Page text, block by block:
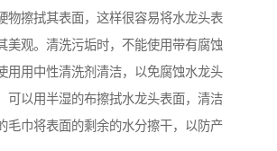
物擦拭其表面，这样很容易将水龙头表
美观。清洗污垢时，不能使用带有腐蚀
用用中性清洗剂清洁，以免腐蚀水龙头
可以用半湿的布擦拭水龙头表面，清洁
毛巾将表面的剩余的水分擦干，以防产